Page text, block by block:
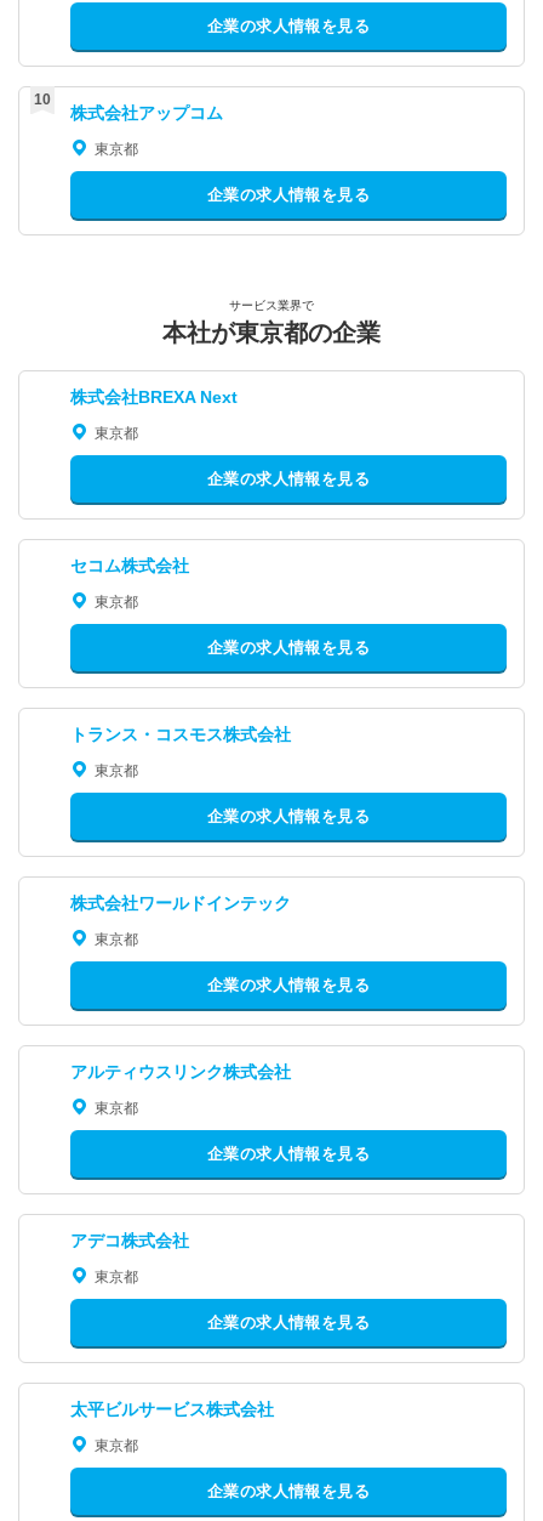
企業の求人情報を見る
株式会社アップコム
東京都
企業の求人情報を見る
サービス業界で
本社が東京都の企業
株式会社BREXA Next
東京都
企業の求人情報を見る
セコム株式会社
東京都
企業の求人情報を見る
トランス・コスモス株式会社
東京都
企業の求人情報を見る
株式会社ワールドインテック
東京都
企業の求人情報を見る
アルティウスリンク株式会社
東京都
企業の求人情報を見る
アデコ株式会社
東京都
企業の求人情報を見る
太平ビルサービス株式会社
東京都
企業の求人情報を見る